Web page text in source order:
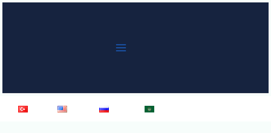
Türkçe English